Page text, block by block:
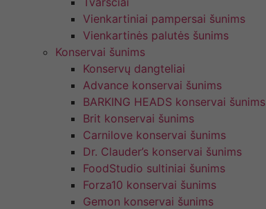
Vienkartiniai pampersai šunims
Vienkartinės palutės šunims
Konservai šunims
Konservų dangteliai
Advance konservai šunims
BARKING HEADS konservai šunims
Brit konservai šunims
Carnilove konservai šunims
Dr. Clauder’s konservai šunims
FoodStudio sultiniai šunims
Forza10 konservai šunims
Gemon konservai šunims